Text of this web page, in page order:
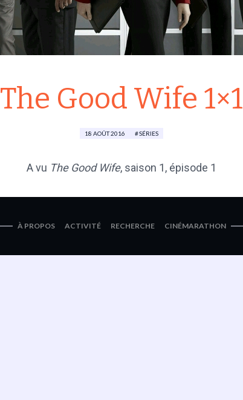
The Good Wife 1×1
18 AOÛT 2016 SÉRIES
A vu The Good Wife, saison 1, épisode 1
À PROPOS ACTIVITÉ RECHERCHE CINÉMARATHON